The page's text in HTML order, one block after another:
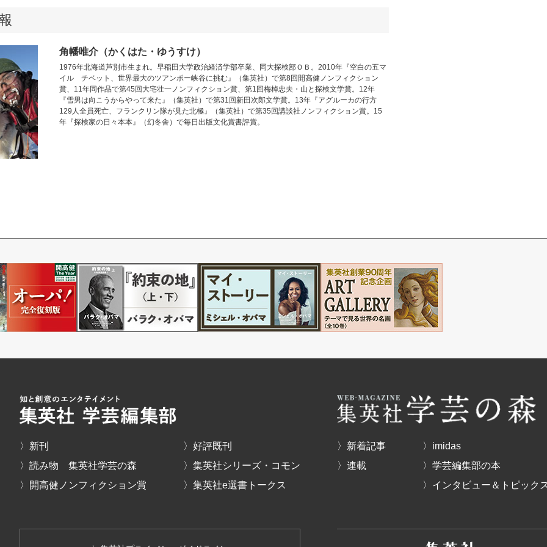
角幡唯介（かくはた・ゆうすけ）
1976年北海道芦別市生まれ。早稲田大学政治経済学部卒業、同大探検部ＯＢ。2010年『空白の五マ
イル チベット、世界最大のツアンポー峡谷に挑む』（集英社）で第8回開高健ノンフィクション
賞、11年同作品で第45回大宅壮一ノンフィクション賞、第1回梅棹忠夫・山と探検文学賞。12年
『雪男は向こうからやって来た』（集英社）で第31回新田次郎文学賞。13年『アグルーカの行方
129人全員死亡、フランクリン隊が見た北極』（集英社）で第35回講談社ノンフィクション賞。15
年『探検家の日々本本』（幻冬舎）で毎日出版文化賞書評賞。
〉新刊
〉読み物 集英社学芸の森
〉開高健ノンフィクション賞
〉好評既刊
〉集英社シリーズ・コモン
〉集英社e選書トークス
〉新着記事
〉連載
〉imidas
〉学芸編集部の本
〉インタビュー＆トピック